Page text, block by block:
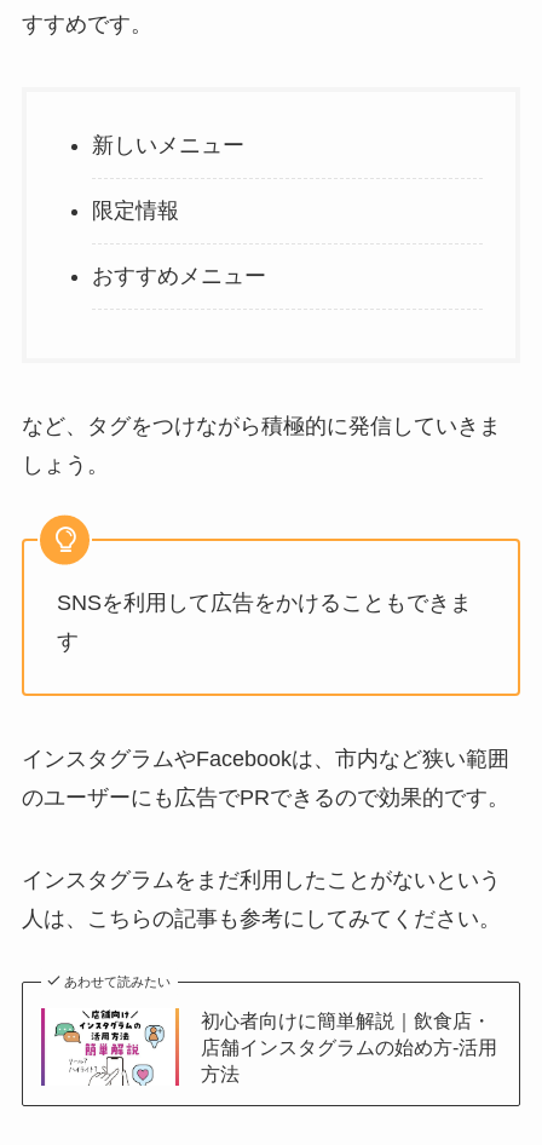
すすめです。
新しいメニュー
限定情報
おすすめメニュー
など、タグをつけながら積極的に発信していきま
しょう。
SNSを利用して広告をかけることもできま
す
インスタグラムやFacebookは、市内など狭い範囲
のユーザーにも広告でPRできるので効果的です。
インスタグラムをまだ利用したことがないという
人は、こちらの記事も参考にしてみてください。
あわせて読みたい
初心者向けに簡単解説｜飲食店・
店舗インスタグラムの始め方-活用
方法